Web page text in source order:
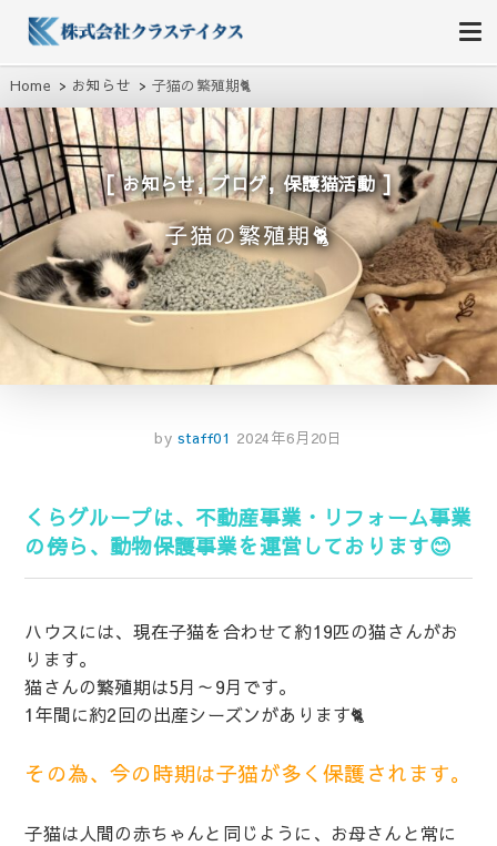
株式会社クラステイタス
地域のコミュニティーを大切にする企業
Home お知らせ 子猫の繁殖期🐈
お知らせ,ブログ,保護猫活動
子猫の繁殖期🐈
by staff01 2024年6月20日
くらグループは、不動産事業・リフォーム事業
の傍ら、動物保護事業を運営しております😊
ハウスには、現在子猫を合わせて約19匹の猫さんがお
ります。
猫さんの繁殖期は5月～9月です。
1年間に約2回の出産シーズンがあります🐈
その為、今の時期は子猫が多く保護されます。
子猫は人間の赤ちゃんと同じように、お母さんと常に